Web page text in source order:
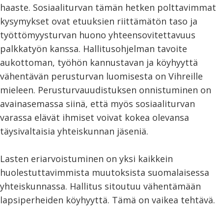
haaste. Sosiaaliturvan tämän hetken polttavimmat
kysymykset ovat etuuksien riittämätön taso ja
työttömyysturvan huono yhteensovitettavuus
palkkatyön kanssa. Hallitusohjelman tavoite
aukottoman, työhön kannustavan ja köyhyyttä
vähentävän perusturvan luomisesta on Vihreille
mieleen. Perusturvauudistuksen onnistuminen on
avainasemassa siinä, että myös sosiaaliturvan
varassa elävät ihmiset voivat kokea olevansa
täysivaltaisia yhteiskunnan jäseniä.
Lasten eriarvoistuminen on yksi kaikkein
huolestuttavimmista muutoksista suomalaisessa
yhteiskunnassa. Hallitus sitoutuu vähentämään
lapsiperheiden köyhyyttä. Tämä on vaikea tehtävä.